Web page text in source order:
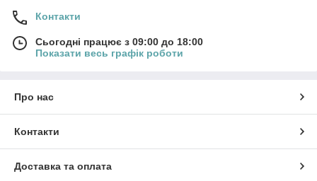
Контакти
Сьогодні працює з 09:00 до 18:00
Показати весь графік роботи
Про нас
Контакти
Доставка та оплата